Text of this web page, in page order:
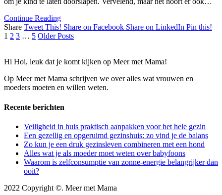
Continue Reading
Share Tweet This! Share on Facebook Share on LinkedIn Pin this!
1 2 3 … 5 Older Posts
Hi Hoi, leuk dat je komt kijken op Meer met Mama!
Op Meer met Mama schrijven we over alles wat vrouwen en
moeders moeten en willen weten.
Recente berichten
Veiligheid in huis praktisch aanpakken voor het hele gezin
Een gezellig en opgeruimd gezinshuis: zo vind je de balans
Zo kun je een druk gezinsleven combineren met een hond
Alles wat je als moeder moet weten over babyfoons
Waarom is zelfconsumptie van zonne-energie belangrijker dan
ooit?
2022 Copyright ©. Meer met Mama